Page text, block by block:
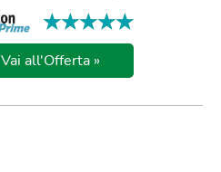
★★★★★
★★★★★
Vai all'Offerta »